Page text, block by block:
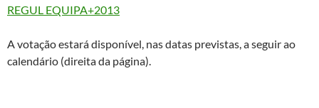
REGUL EQUIPA+2013
A votação estará disponível, nas datas previstas, a seguir ao
calendário (direita da página).